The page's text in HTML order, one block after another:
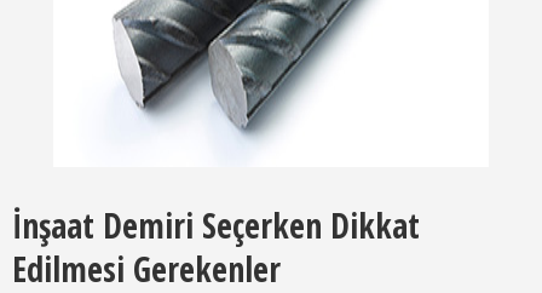
İnşaat Demiri Seçerken Dikkat
Edilmesi Gerekenler